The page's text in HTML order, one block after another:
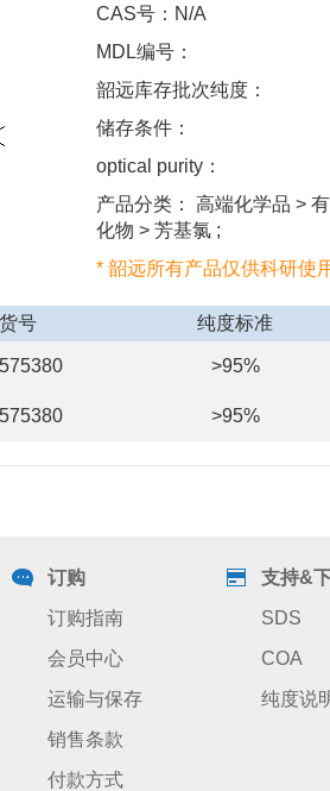
CAS号：N/A
MDL编号：
韶远库存批次纯度：
储存条件：
optical purity：
产品分类： 高端化学品 >
化物 > 芳基氯 ;
* 韶远所有产品仅供科研使
货号 纯度标准
>95%
>95%
订购
订购指南
会员中心
运输与保存
销售条款
付款方式
支持&
SDS
COA
纯度说